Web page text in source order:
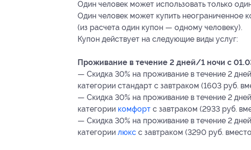
Один человек может использовать только
Один человек может купить неограниченное
(из расчета один купон — одному человеку).
Купон действует на следующие виды услуг:
Проживание в течение 2 дней/1 ночи c
— Скидка 30% на проживание в течение 2
категории стандарт с завтраком (1603 руб.
— Скидка 30% на проживание в течение 2
категории комфорт с завтраком (2933 руб.
— Скидка 30% на проживание в течение 2
категории люкс с завтраком (3290 руб.